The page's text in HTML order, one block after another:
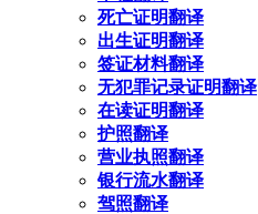
死亡证明翻译
出生证明翻译
签证材料翻译
无犯罪记录证明翻译
在读证明翻译
护照翻译
营业执照翻译
银行流水翻译
驾照翻译